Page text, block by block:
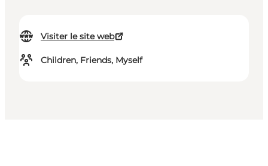
Visiter le site web
Children, Friends, Myself